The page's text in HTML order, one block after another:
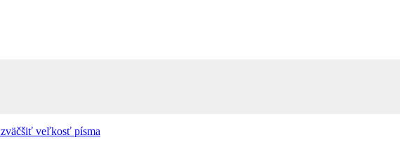
zväčšiť veľkosť písma